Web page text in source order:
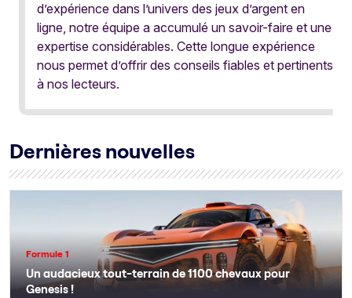
d’expérience dans l’univers des jeux d’argent en
ligne, notre équipe a accumulé un savoir-faire et une
expertise considérables. Cette longue expérience
nous permet d’offrir des conseils fiables et pertinents
à nos lecteurs.
Dernières nouvelles
Formule 1
Un audacieux tout-terrain de 1100 chevaux pour
Genesis !